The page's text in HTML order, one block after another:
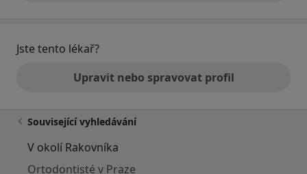
Jste tento lékař?
Upravit nebo spravovat profil
Související vyhledávání
V okolí Rakovníka
Ortodontisté v Praze